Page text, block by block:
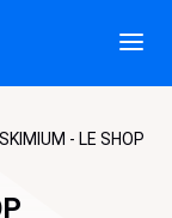
SKIMIUM - LE SHOP